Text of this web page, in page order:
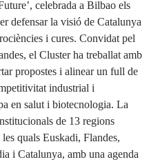
celebrada a Bilbao els
defensar la visió de Catalunya
i cures. Convidat pel
el Cluster ha treballat amb
propostes i alinear un full de
industrial i
en salut i biotecnologia. La
de 13 regions
quals Euskadi, Flandes,
i Catalunya, amb una agenda